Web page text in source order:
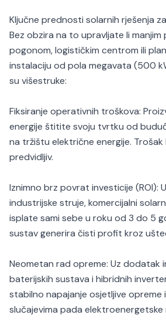
Ključne prednosti solarnih rješenja
Bez obzira na to upravljate li manjim
pogonom, logističkim centrom ili
instalaciju od pola megavata (500
su višestruke:
Fiksiranje operativnih troškova:
energije štitite svoju tvrtku od
na tržištu električne energije.
predvidljiv.
Iznimno brz povrat investicije (ROI):
industrijske struje, komercijalni
isplate sami sebe u roku od 3 do 5
sustav generira čisti profit kroz
Neometan rad opreme: Uz dodatak
baterijskih sustava i hibridnih
stabilno napajanje osjetljive opreme
slučajevima pada elektroenergetske